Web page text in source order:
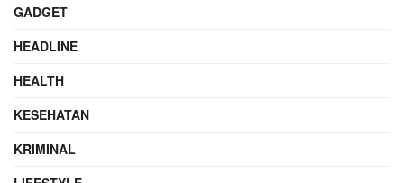
GADGET
HEADLINE
HEALTH
KESEHATAN
KRIMINAL